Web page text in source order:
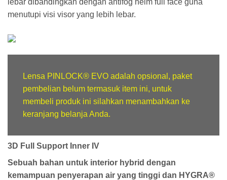
lebar dibandingkan dengan antifog helm full face guna
menutupi visi visor yang lebih lebar.
Lensa PINLOCK® EVO adalah opsional, paket
pembelian belum termasuk item ini, untuk
membeli produk ini silahkan menambahkan ke
keranjang belanja Anda.
3D Full Support Inner IV
Sebuah bahan untuk interior hybrid dengan
kemampuan penyerapan air yang tinggi dan HYGRA®